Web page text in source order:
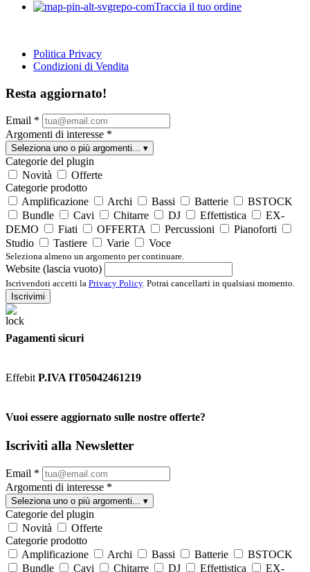
Traccia il tuo ordine
Politica Privacy
Condizioni di Vendita
Resta aggiornato!
Email *
Argomenti di interesse *
Seleziona uno o più argomenti... ▾
Categorie del plugin
Novità
Offerte
Categorie prodotto
Amplificazione
Archi Bassi Batterie
BSTOCK
Bundle
Cavi Chitarre DJ Effettistica
EX-
DEMO
Fiati OFFERTA Percussioni
Pianoforti
Studio
Tastiere Varie Voce
Seleziona almeno un argomento per continuare.
Website (lascia vuoto)
Iscrivendoti accetti la Privacy Policy. Potrai cancellarti in qualsiasi momento.
Iscrivimi
Pagamenti sicuri
Effebit P.IVA IT05042461219
Vuoi essere aggiornato sulle nostre offerte?
Iscriviti alla Newsletter
Email *
Argomenti di interesse *
Seleziona uno o più argomenti... ▾
Categorie del plugin
Novità
Offerte
Categorie prodotto
Amplificazione
Archi Bassi Batterie
BSTOCK
Bundle
Cavi Chitarre DJ Effettistica
EX-